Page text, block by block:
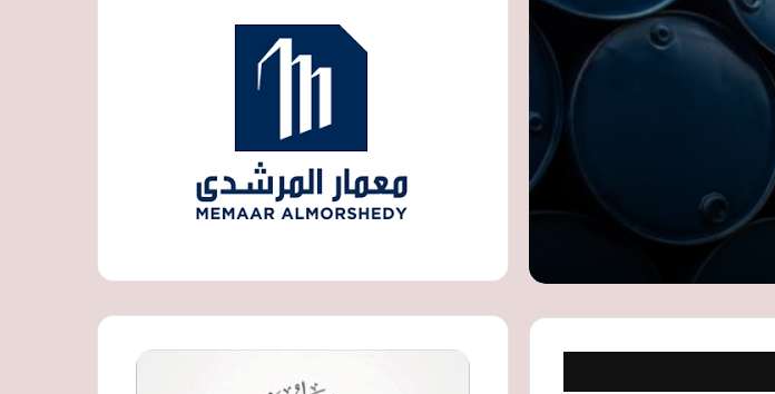
التجاري بين مصر ومدغشقر
الأوكرانية ترفع أسعار
ومخزون مصر الاستراتيجي
حتى مارس 2027
أسعار النفط تقفز لأعلى مستوى في 6